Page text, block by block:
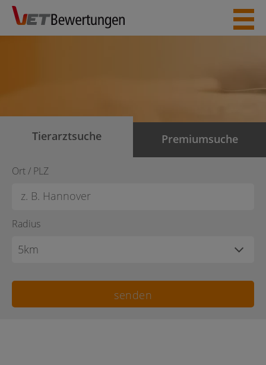
Skip
content
Tierarztsuche Premiumsuche
Ort / PLZ
Radius